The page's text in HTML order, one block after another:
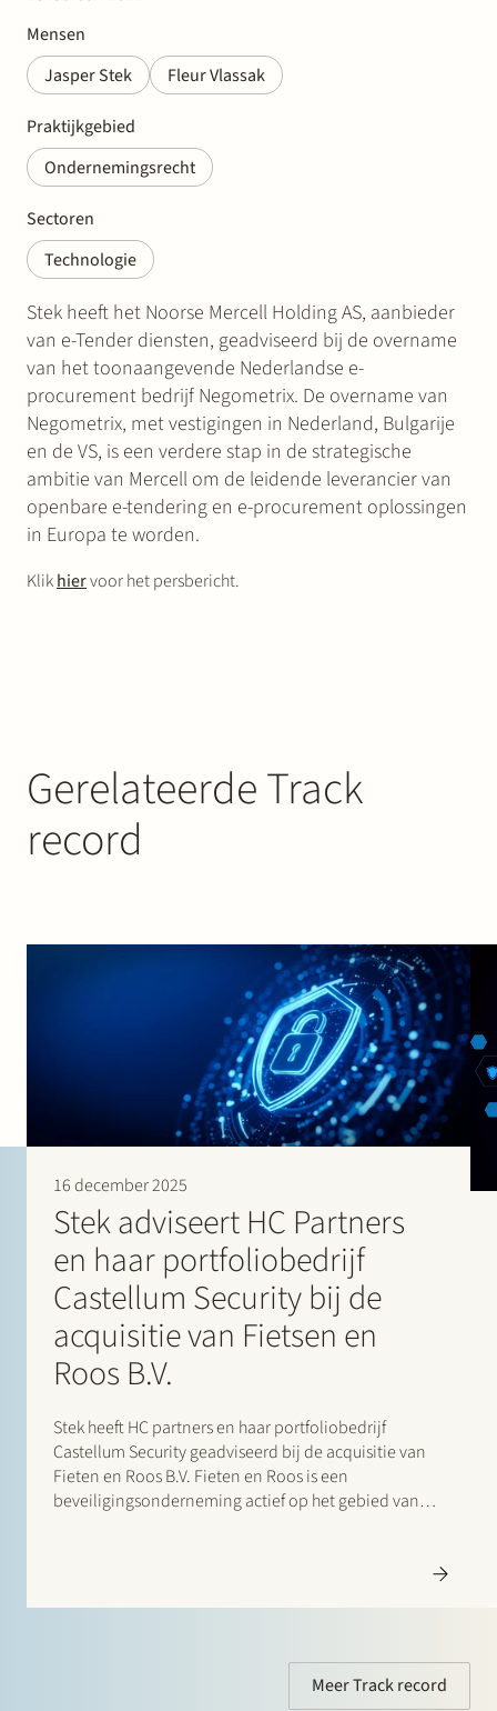
Mensen
Jasper Stek
Fleur Vlassak
Praktijkgebied
Ondernemingsrecht
Sectoren
Technologie
Stek heeft het Noorse Mercell Holding AS, aanbieder
van e-Tender diensten, geadviseerd bij de overname
van het toonaangevende Nederlandse e-
procurement bedrijf Negometrix. De overname van
Negometrix, met vestigingen in Nederland, Bulgarije
en de VS, is een verdere stap in de strategische
ambitie van Mercell om de leidende leverancier van
openbare e-tendering en e-procurement oplossingen
in Europa te worden.
Klikhiervoor het persbericht.
Gerelateerde Track
record
16 december 2025
Stek adviseert HC Partners
en haar portfoliobedrijf
Castellum Security bij de
acquisitie van Fietsen en
Roos B.V.
Stek heeft HC partners en haar portfoliobedrijf
Castellum Security geadviseerd bij de acquisitie van
Fieten en Roos B.V. Fieten en Roos is een
beveiligingsonderneming actief op het gebied van
Meer Track record